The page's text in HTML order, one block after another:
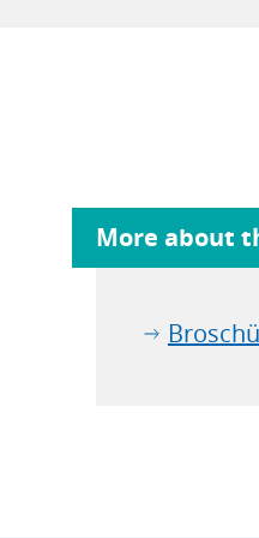
More about